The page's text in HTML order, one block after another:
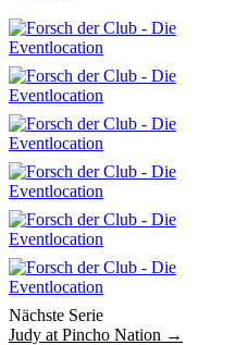
Nächste Serie
Judy at Pincho Nation →